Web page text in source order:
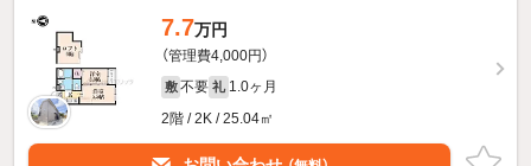
7.7万円
（管理費4,000円）
敷 不要 礼 1.0ヶ月
2階 / 2K / 25.04㎡